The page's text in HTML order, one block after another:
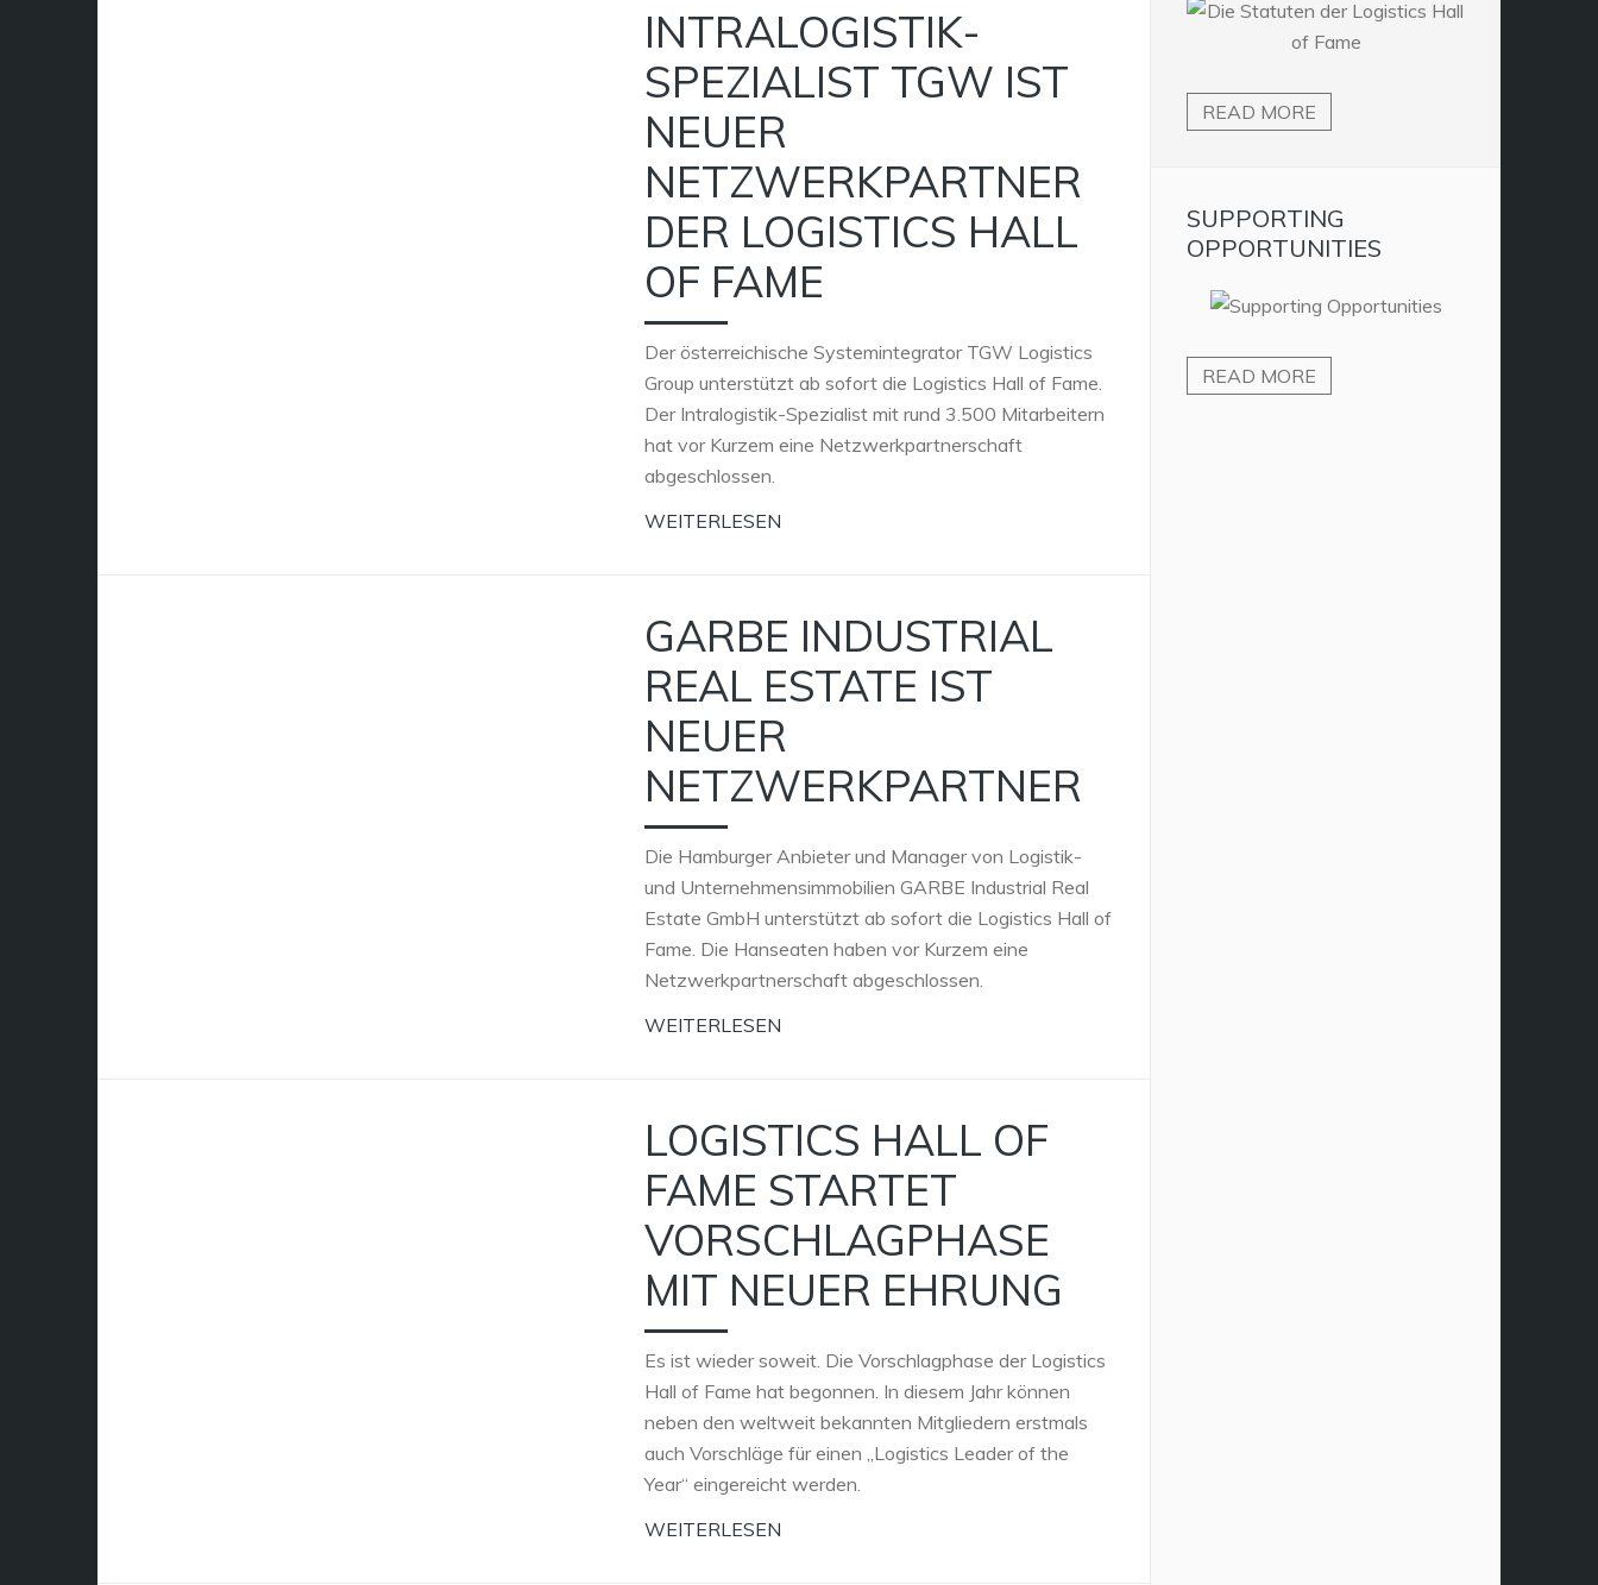
INTRALOGISTIK-
SPEZIALIST TGW IST
NEUER
NETZWERKPARTNER
DER LOGISTICS HALL
OF FAME
Der österreichische Systemintegrator TGW Logistics
Group unterstützt ab sofort die Logistics Hall of Fame.
Der Intralogistik-Spezialist mit rund 3.500 Mitarbeitern
hat vor Kurzem eine Netzwerkpartnerschaft
abgeschlossen.
WEITERLESEN
GARBE INDUSTRIAL
REAL ESTATE IST
NEUER
NETZWERKPARTNER
Die Hamburger Anbieter und Manager von Logistik-
und Unternehmensimmobilien GARBE Industrial Real
Estate GmbH unterstützt ab sofort die Logistics Hall of
Fame. Die Hanseaten haben vor Kurzem eine
Netzwerkpartnerschaft abgeschlossen.
WEITERLESEN
LOGISTICS HALL OF
FAME STARTET
VORSCHLAGPHASE
MIT NEUER EHRUNG
Es ist wieder soweit. Die Vorschlagphase der Logistics
Hall of Fame hat begonnen. In diesem Jahr können
neben den weltweit bekannten Mitgliedern erstmals
auch Vorschläge für einen „Logistics Leader of the
Year“ eingereicht werden.
WEITERLESEN
READ MORE
SUPPORTING
OPPORTUNITIES
READ MORE